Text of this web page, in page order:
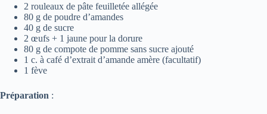
2 rouleaux de pâte feuilletée allégée
80 g de poudre d’amandes
40 g de sucre
2 œufs + 1 jaune pour la dorure
80 g de compote de pomme sans sucre ajouté
1 c. à café d’extrait d’amande amère (facultatif)
1 fève
Préparation :